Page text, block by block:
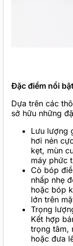
Đặc điểm nổi
Dựa trên các
sở hữu những
Lưu lượng
hơi nén
kẹt, mùn
máy phức
Cò bóp
nhấp nhẹ
hoặc bóp
lớn trên
Trọng
Kết hợp
trọng tâm,
hoặc đưa